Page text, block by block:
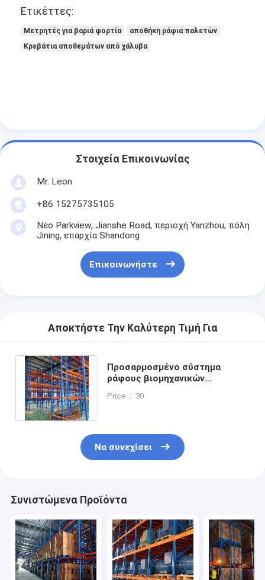
Ετικέττες:
Μετρητές για βαριά φορτία
αποθήκη ράφια παλετών
Κρεβάτια αποθεμάτων από χάλυβα
Στοιχεία Επικοινωνίας
Mr. Leon
+86 15275735105
Νέο Parkview, Jianshe Road, περιοχή Yanzhou, πόλη
Jining, επαρχία Shandong
Επικοινωνήστε
Αποκτήστε Την Καλύτερη Τιμή Για
Προσαρμοσμένο σύστημα
ράφους βιομηχανικών
2500 κιλά / ράφι
Price： 30
Να συνεχίσει
Συνιστώμενα Προϊόντα